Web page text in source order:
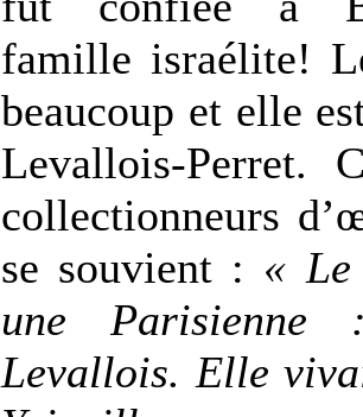
famille israélite!
beaucoup et elle
Levallois-Perret.
collectionneurs
se souvient : «
une Parisienne
Levallois. Elle